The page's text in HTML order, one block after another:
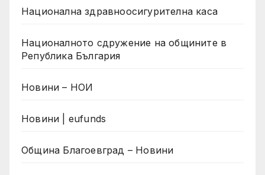
Национална здравноосигурителна каса
Националното сдружение на общините в
Република България
Новини – НОИ
Новини | eufunds
Община Благоевград – Новини